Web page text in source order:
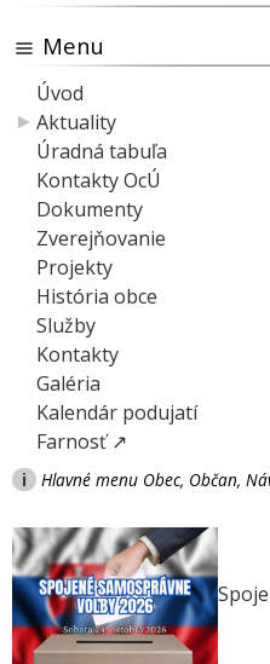
Menu
Úvod
Aktuality
Úradná tabuľa
Kontakty OcÚ
Dokumenty
Zverejňovanie
Projekty
História obce
Služby
Kontakty
Galéria
Kalendár podujatí
Farnosť ↗
i Hlavné menu Obec, Občan,